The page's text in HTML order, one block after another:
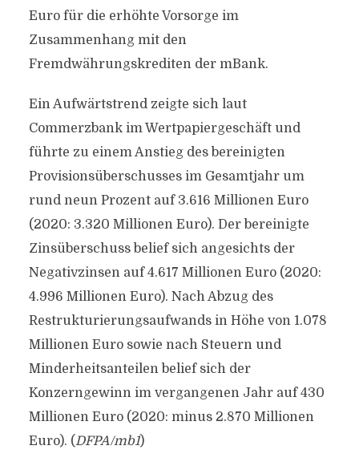
Euro für die erhöhte Vorsorge im
Zusammenhang mit den
Fremdwährungskrediten der mBank.
Ein Aufwärtstrend zeigte sich laut
Commerzbank im Wertpapiergeschäft und
führte zu einem Anstieg des bereinigten
Provisionsüberschusses im Gesamtjahr um
rund neun Prozent auf 3.616 Millionen Euro
(2020: 3.320 Millionen Euro). Der bereinigte
Zinsüberschuss belief sich angesichts der
Negativzinsen auf 4.617 Millionen Euro (2020:
4.996 Millionen Euro). Nach Abzug des
Restrukturierungsaufwands in Höhe von 1.078
Millionen Euro sowie nach Steuern und
Minderheitsanteilen belief sich der
Konzerngewinn im vergangenen Jahr auf 430
Millionen Euro (2020: minus 2.870 Millionen
Euro). (DFPA/mb1)